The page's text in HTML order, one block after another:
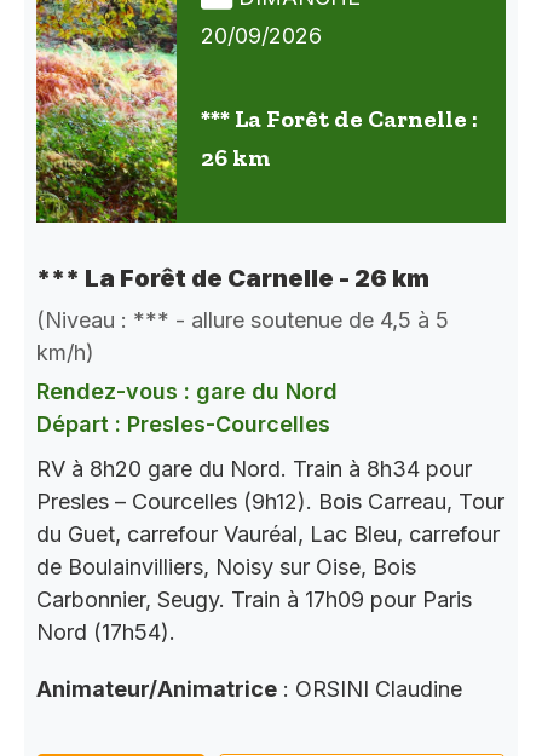
20/09/2026
*** La Forêt de Carnelle :
26 km
*** La Forêt de Carnelle - 26 km
(Niveau : *** - allure soutenue de 4,5 à 5
km/h)
Rendez-vous : gare du Nord
Départ : Presles-Courcelles
RV à 8h20 gare du Nord. Train à 8h34 pour
Presles – Courcelles (9h12). Bois Carreau, Tour
du Guet, carrefour Vauréal, Lac Bleu, carrefour
de Boulainvilliers, Noisy sur Oise, Bois
Carbonnier, Seugy. Train à 17h09 pour Paris
Nord (17h54).
Animateur/Animatrice : ORSINI Claudine